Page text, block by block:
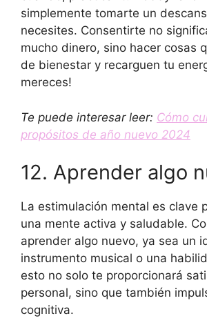
simplemente tomarte un
necesites. Consentirte no
mucho dinero, sino hacer cosas
de bienestar y recarguen tu
mereces!
Te puede interesar leer: Cómo
propósitos de año nuevo 2024
12. Aprender algo
La estimulación mental es clave
una mente activa y saludable.
aprender algo nuevo, ya sea un
instrumento musical o una
esto no solo te proporcionará
personal, sino que también
cognitiva.